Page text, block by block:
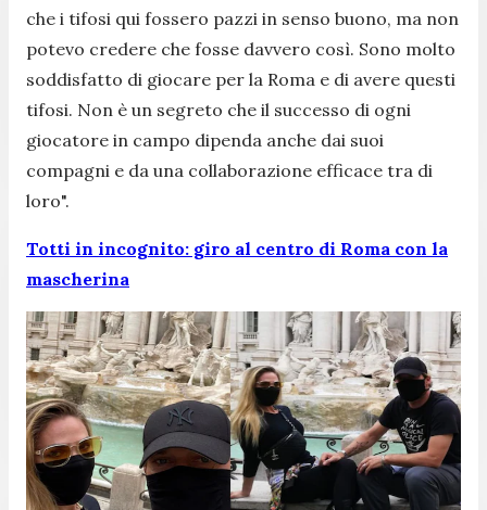
che i tifosi qui fossero pazzi in senso buono, ma non
potevo credere che fosse davvero così. Sono molto
soddisfatto di giocare per la Roma e di avere questi
tifosi. Non è un segreto che il successo di ogni
giocatore in campo dipenda anche dai suoi
compagni e da una collaborazione efficace tra di
loro".
Totti in incognito: giro al centro di Roma con la
mascherina